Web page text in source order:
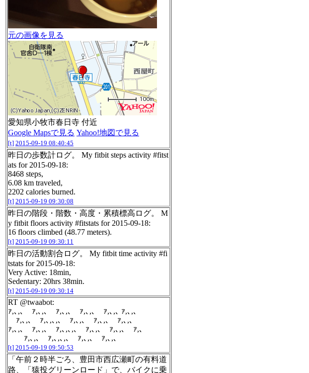
元の画像を見る
愛知県小牧市春日寺 付近
Google Mapsで見る Yahoo!地図で見る
[t] 2015-09-19 08:40:45
昨日の歩数計ログ。 My fitbit steps activity #fitst
ats for 2015-09-18:
8468 steps,
6.08 km traveled,
2202 calories burned.
[t] 2015-09-19 09:30:08
昨日の階段・階数・高度・累積標高ログ。 M
y fitbit floors activity #fitstats for 2015-09-18:
16 floors climbed (48.77 meters).
[t] 2015-09-19 09:30:11
昨日の活動割合ログ。 My fitbit time activity #fi
tstats for 2015-09-18:
Very Active: 18min,
Sedentary: 20hrs 38min.
[t] 2015-09-19 09:30:14
RT @twaabot:
ｧ,､,､ ｧ,､,､ ｧ,､,､ ｧ,､,､ ｧ,､,､ ｧ,､,､
ｧ,､,､ ｧ,､,､,､ ｧ,､,､ ｧ,､,､ ｧ,､,､
ｧ,､,､ ｧ,､,､ ｧ,､,､,､ ｧ,､,､ ｧ,､,､ ｧ,､
ｧ,､,､ ｧ,､,､,､ ｧ,､,､ ｧ,､,､
[t] 2015-09-19 09:50:53
「午前２時半ごろ、豊田市西広瀬町の有料道
路、「猿投グリーンロード」で、バイクに乗